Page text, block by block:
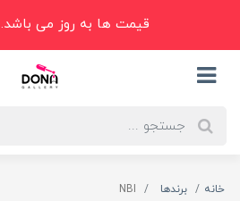
قیمت ها به روز می باشد. 1405/05/14
خانه برندها NBI